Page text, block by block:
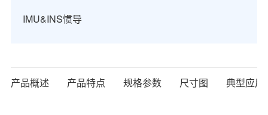
IMU&INS惯导
产品概述 产品特点 规格参数 尺寸图 典型应用